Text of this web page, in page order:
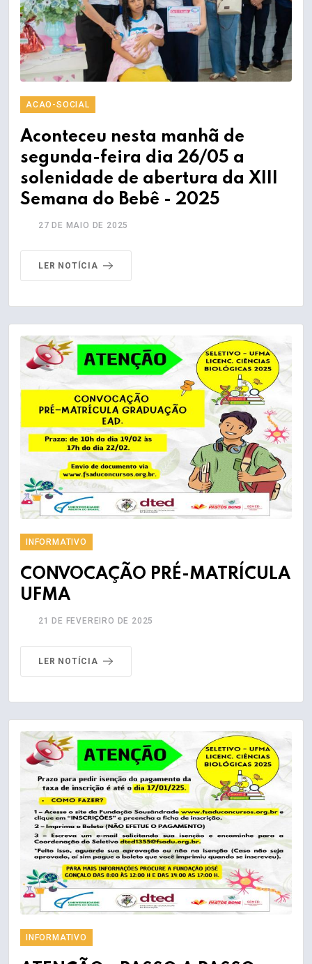
ACAO-SOCIAL
Aconteceu nesta manhã de
segunda-feira dia 26/05 a
solenidade de abertura da XIII
Semana do Bebê - 2025
27 DE MAIO DE 2025
LER NOTÍCIA
INFORMATIVO
CONVOCAÇÃO PRÉ-MATRÍCULA
UFMA
21 DE FEVEREIRO DE 2025
LER NOTÍCIA
INFORMATIVO